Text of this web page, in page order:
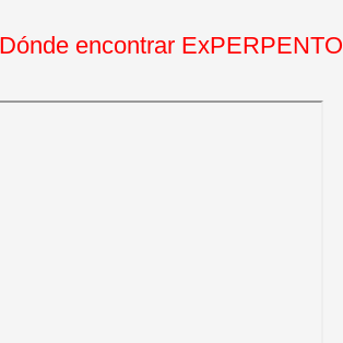
encontrar ExPERPENTO